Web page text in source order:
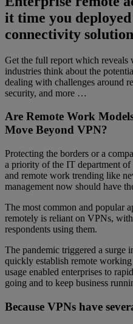
it time you
connectivity
Get the full report which reveals
industries think about the
dealing with challenges around
security, and more …
Are Remote Work
Move Beyond VPN?
Protecting the borders or a
a priority of the IT department
and remote work trending like
management now should have
The most common and popular
remotely is reliant on VPNs,
respondents using them.
The pandemic triggered a surge
quickly establish remote
usage enabled enterprises to
going and to keep business
Because VPNs have